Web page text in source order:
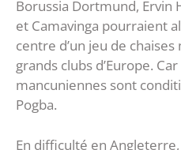
Borussia Dortmund, Ervin
et Camavinga pourraient
centre d’un jeu de
grands clubs d’Europe.
mancuniennes sont
Pogba.
En difficulté en